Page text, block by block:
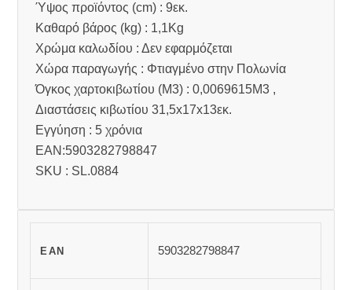
Ύψος προϊόντος (cm) : 9εκ.
Καθαρό βάρος (kg) : 1,1Kg
Χρώμα καλωδίου : Δεν εφαρμόζεται
Χώρα παραγωγής : Φτιαγμένο στην Πολωνία
Όγκος χαρτοκιβωτίου (M3) : 0,0069615M3 ,
Διαστάσεις κιβωτίου 31,5x17x13εκ.
Εγγύηση : 5 χρόνια
EAN:5903282798847
SKU : SL.0884
EAN 5903282798847